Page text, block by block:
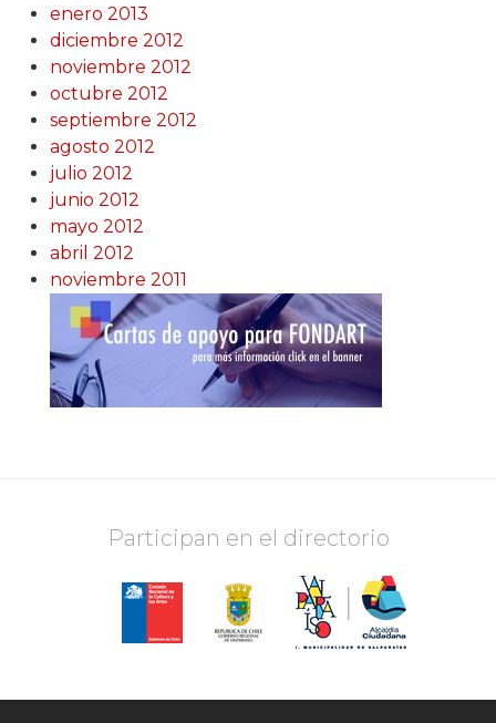
enero 2013
diciembre 2012
noviembre 2012
octubre 2012
septiembre 2012
agosto 2012
julio 2012
junio 2012
mayo 2012
abril 2012
noviembre 2011
Participan en el directorio